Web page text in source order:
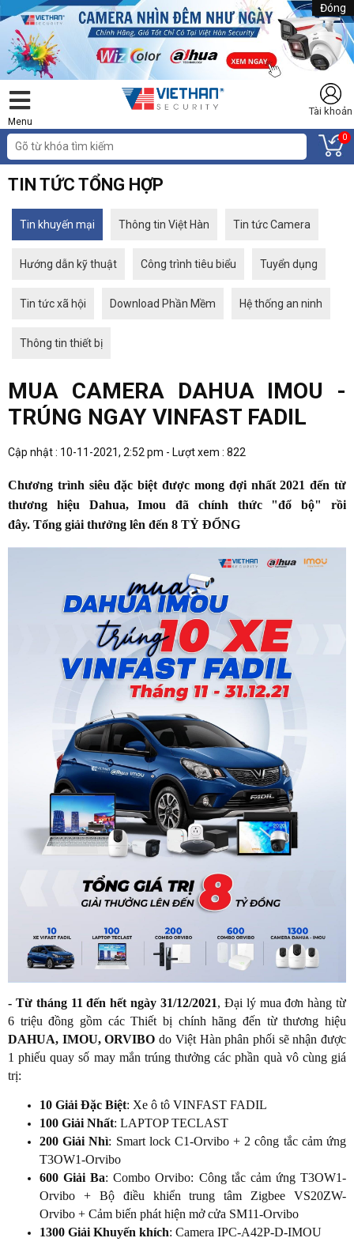
Đóng
Menu
Tài khoản
0
TIN TỨC TỔNG HỢP
Tin khuyến mại Thông tin Việt Hàn Tin tức Camera
Hướng dẫn kỹ thuật Công trình tiêu biểu Tuyển dụng
Tin tức xã hội Download Phần Mềm Hệ thống an ninh
Thông tin thiết bị
MUA CAMERA DAHUA IMOU -
TRÚNG NGAY VINFAST FADIL
Cập nhật : 10-11-2021, 2:52 pm - Lượt xem : 822
Chương trình siêu đặc biệtđược mong đợi nhất 2021đến từ
thương hiệu Dahua, Imou đã chính thức "đổ bộ" rồi
đây. Tổng giải thưởng lên đến 8 TỶ ĐỔNG
- Từ tháng 11 đến hết ngày 31/12/2021, Đại lý mua đơn hàng từ
6 triệu đồng gồm các Thiết bị chính hãng đến từ thương hiệu
DAHUA, IMOU, ORVIBO do Việt Hàn phân phối sẽ nhận được
1 phiếuquay số may mắn trúng thưởng các phần quà vô cùng giá
trị:
10 Giải Đặc Biệt: Xe ô tô VINFAST FADIL
100 Giải Nhất: LAPTOP TECLAST
200 Giải Nhì: Smart lock C1-Orvibo+ 2 công tắc cảm ứng
T3OW1-Orvibo
600 Giải Ba: Combo Orvibo: Công tắc cảm ứng T3OW1-
Orvibo + Bộ điều khiển trung tâm Zigbee VS20ZW-
Orvibo + Cảm biến phát hiện mở cửa SM11-Orvibo
1300 Giải Khuyến khích: Camera IPC-A42P-D-IMOU